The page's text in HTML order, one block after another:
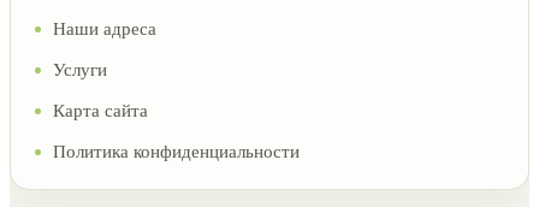
Наши адреса
Услуги
Карта сайта
Политика конфиденциальности